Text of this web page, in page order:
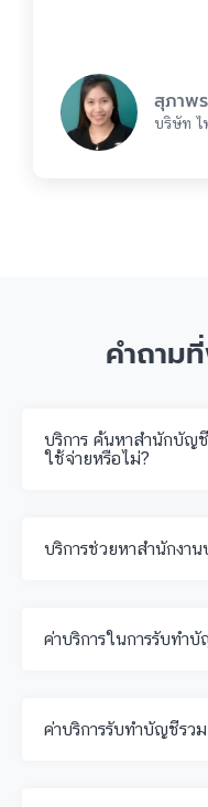
สุภาพ
บริษัท ไ
คำถาม
บริการ ค้นหาสำนักบัญ
ใช้จ่ายหรือไม่?
บริการช่วยหาสำนักงา
ค่าบริการในการรับทำ
ค่าบริการรับทำบัญชีรว